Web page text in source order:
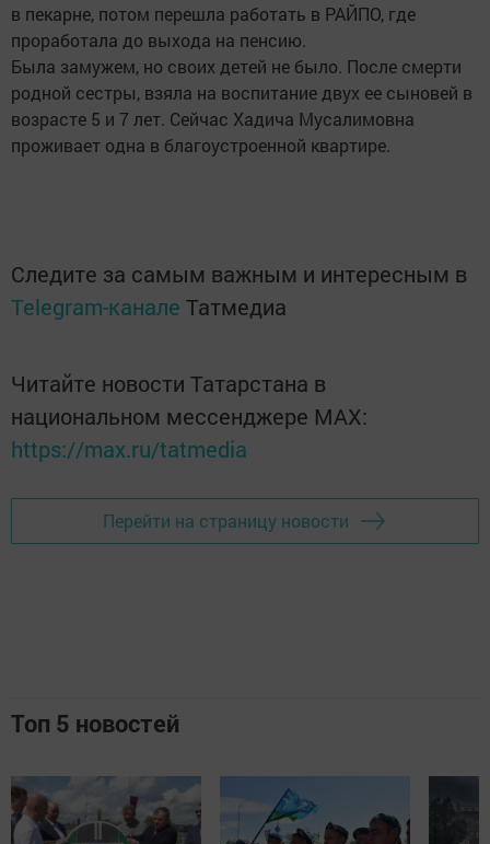
в пекарне, потом перешла работать в РАЙПО, где
проработала до выхода на пенсию.
Была замужем, но своих детей не было. После смерти
родной сестры, взяла на воспитание двух ее сыновей в
возрасте 5 и 7 лет. Сейчас Хадича Мусалимовна
проживает одна в благоустроенной квартире.
Следите за самым важным и интересным в
Telegram-канале Татмедиа
Читайте новости Татарстана в
национальном мессенджере MАХ:
https://max.ru/tatmedia
Перейти на страницу новости
Топ 5 новостей